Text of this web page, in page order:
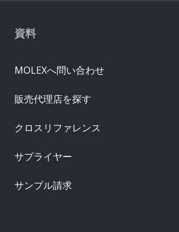
資料
MOLEXへ問い合わせ
販売代理店を探す
クロスリファレンス
サプライヤー
サンプル請求